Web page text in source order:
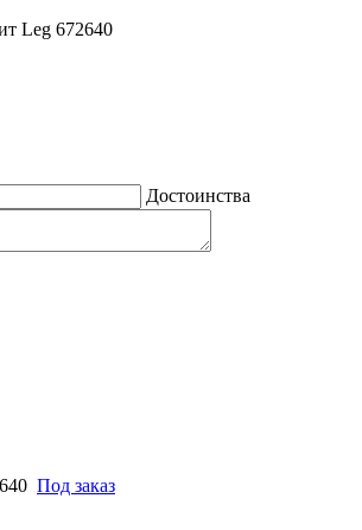
Leg 672640
Достоинства
Под заказ